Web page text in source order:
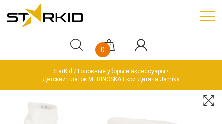
0
StarKid
Головные уборы и аксессуары
Детский платок MERINOSKA Екри Дитяча Jamiks